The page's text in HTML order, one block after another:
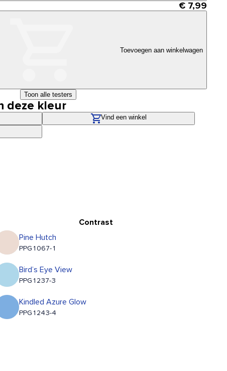
€ 7,99
Toevoegen aan winkelwagen
Toon alle testers
deze kleur
Vind een winkel
Contrast
Pine Hutch
PPG1067-1
Bird’s Eye View
PPG1237-3
Kindled Azure Glow
PPG1243-4